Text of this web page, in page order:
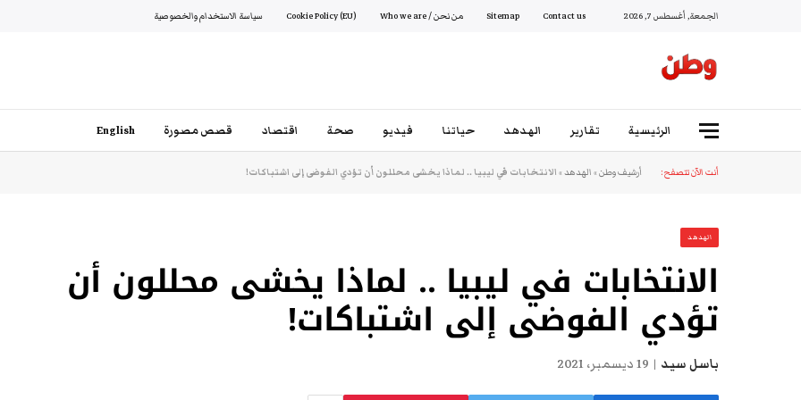
الجمعة, أغسطس 7, 2026 Contact us
Sitemap من نحن / Who we are Cookie Policy (EU) سياسة الاستخدام والخصوصية
الرئيسية تقارير الهدهد حياتنا فيديو صحة اقتصاد قصص مصورة English
أنت الآن تتصفح: أرشيف وطن»الهدهد»الانتخابات في ليبيا .. لماذا يخشى محللون أن تؤدي الفوضى إلى اشتباكات!
الهدهد
الانتخابات في ليبيا .. لماذا يخشى محللون أن
تؤدي الفوضى إلى اشتباكات!
باسل سيد 19 ديسمبر، 2021